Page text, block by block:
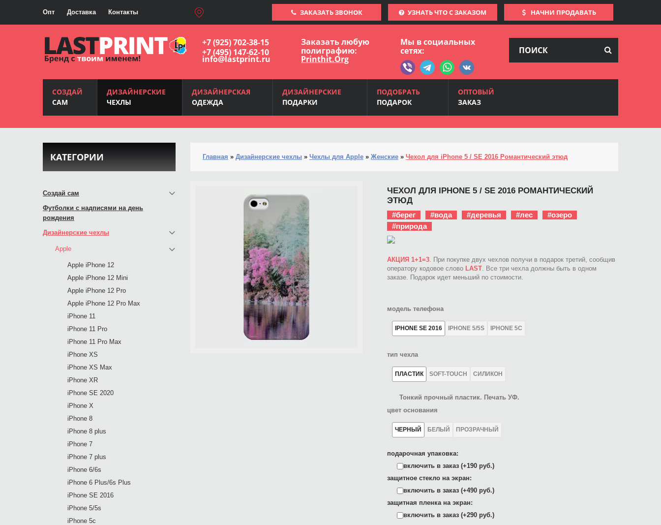
Опт Доставка Контакты ЗАКАЗАТЬ ЗВОНОК УЗНАТЬ ЧТО С ЗАКАЗОМ НАЧНИ ПРОДАВАТЬ
+7 (925) 702-38-15
+7 (495) 147-62-10
info@lastprint.ru
Заказать любую
полиграфию:
Printhit.Org
Мы в социальных
сетях:
СОЗДАЙ
САМ
ДИЗАЙНЕРСКИЕ
ЧЕХЛЫ
ДИЗАЙНЕРСКАЯ
ОДЕЖДА
ДИЗАЙНЕРСКИЕ
ПОДАРКИ
ПОДОБРАТЬ
ПОДАРОК
ОПТОВЫЙ
ЗАКАЗ
Главная » Дизайнерские чехлы » Чехлы для Apple » Женские » Чехол для iPhone 5 / SE 2016 Романтический этюд
ЧЕХОЛ ДЛЯ IPHONE 5 / SE 2016 РОМАНТИЧЕСКИЙ
ЭТЮД
#берег #вода #деревья #лес
#озеро
#природа
АКЦИЯ 1+1=3. При покупке двух чехлов получи в подарок третий, сообщив
оператору кодовое слово LAST. Все три чехла должны быть в одном
заказе. Подарок идет меньший по стоимости.
модель телефона
IPHONE SE 2016 IPHONE 5/5S IPHONE 5C
тип чехла
ПЛАСТИК SOFT-TOUCH СИЛИКОН
Тонкий прочный пластик. Печать УФ.
цвет основания
ЧЕРНЫЙ БЕЛЫЙ ПРОЗРАЧНЫЙ
подарочная упаковка:
включить в заказ (+190 руб.)
защитное стекло на экран:
включить в заказ (+490 руб.)
защитная пленка на экран:
включить в заказ (+290 руб.)
КАТЕГОРИИ
Создай сам
Футболки с надписями на день
рождения
Дизайнерские чехлы
Apple
Apple iPhone 12
Apple iPhone 12 Mini
Apple iPhone 12 Pro
Apple iPhone 12 Pro Max
iPhone 11
iPhone 11 Pro
iPhone 11 Pro Max
iPhone XS
iPhone XS Max
iPhone XR
iPhone SE 2020
iPhone X
iPhone 8
iPhone 8 plus
iPhone 7
iPhone 7 plus
iPhone 6/6s
iPhone 6 Plus/6s Plus
iPhone SE 2016
iPhone 5/5s
iPhone 5c